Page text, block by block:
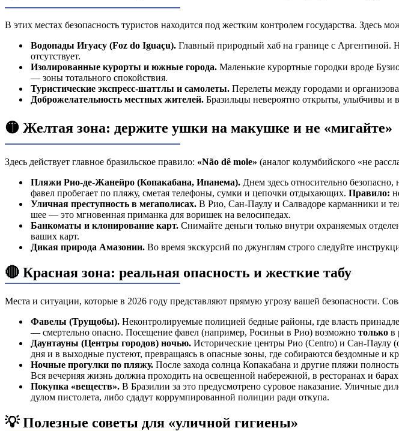
В этих местах безопасность туристов находится под жестким контролем государства. Здесь
Водопады Игуасу (Foz do Iguaçu). Главный природный хаб на границе с Аргентиной.
отсутствует.
Изолированные курорты и южные города. Маленькие курортные городки вроде
— зоны тотального спокойствия.
Туристические экспресс-шаттлы и самолеты. Перелеты между городами и
Доброжелательность местных жителей. Бразильцы невероятно открыты, улыбчивы и
🟡 Желтая зона: держите ушки на макушке и не «мигайте»
Здесь действует главное бразильское правило: «Não dê mole» (аналог колумбийского «не
Пляжи Рио-де-Жанейро (Копакабана, Ипанема). Днем здесь относительно
фавел пробегает по пляжу, сметая телефоны, сумки и цепочки отдыхающих. Правило:
Уличная преступность в мегаполисах. В Рио, Сан-Паулу и Салвадоре карманники и
шее — это мгновенная приманка для воришек на велосипедах.
Банкоматы и клонирование карт. Снимайте деньги только внутри охраняемых
ваших карт.
Дикая природа Амазонии. Во время экскурсий по джунглям строго следуйте
🔴 Красная зона: реальная опасность и жесткие табу
Места и ситуации, которые в 2026 году представляют прямую угрозу вашей безопасности.
Фавелы (Трущобы). Неконтролируемые полицией бедные районы, где власть
— смертельно опасно. Посещение фавел (например, Росиньи в Рио) возможно только в
Даунтауны (Центры городов) ночью. Исторические центры Рио (Centro) и Сан-Паулу
дня и в выходные пустеют, превращаясь в опасные зоны, где собираются бездомные и
Ночные прогулки по пляжу. После захода солнца Копакабана и другие пляжи
Вся вечерняя жизнь должна проходить на освещенной набережной, в ресторанах и
Покупка «веществ». В Бразилии за это предусмотрено суровое наказание. Уличные
дулом пистолета, либо сдадут коррумпированной полиции ради откупа.
💡 Полезные советы для «уличной гигиены»